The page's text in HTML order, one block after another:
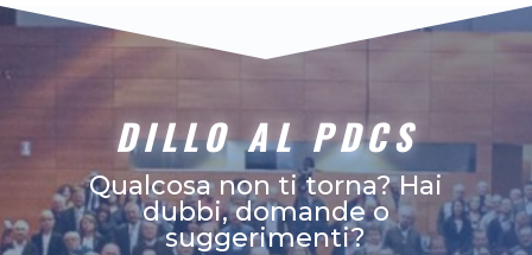
DILLO AL PDCS
Qualcosa non ti torna? Hai
dubbi, domande o
suggerimenti?